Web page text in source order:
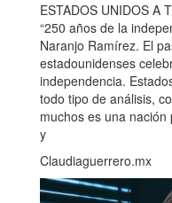
ESTADOS UNIDOS A
“250 años de la
Naranjo Ramírez. El
estadounidenses
independencia.
todo tipo de análisis,
muchos es una
y
Claudiaguerrero.mx